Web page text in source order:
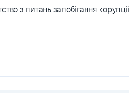
з питань запобігання